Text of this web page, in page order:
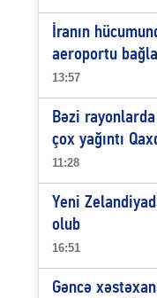
İranın
aeroportu
13:57
Bəzi
çox yağıntı
11:28
Yeni
olub
16:51
Gəncə